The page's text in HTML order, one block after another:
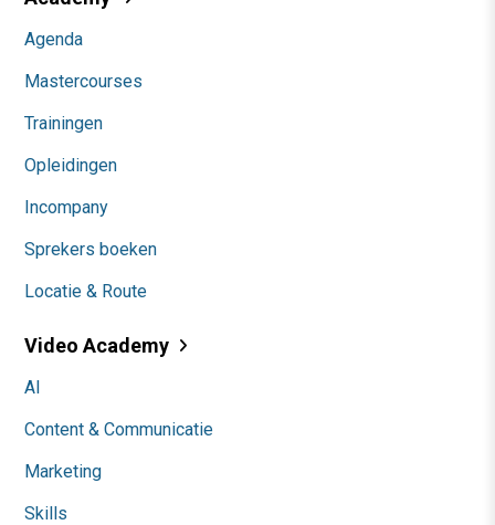
Agenda
Mastercourses
Trainingen
Opleidingen
Incompany
Sprekers boeken
Locatie & Route
Video Academy
AI
Content & Communicatie
Marketing
Skills